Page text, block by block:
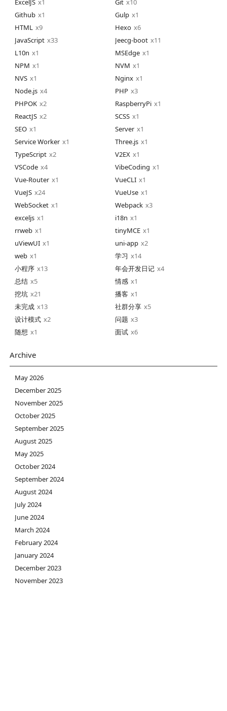
ExcelJS
1 Git
10
Github
1 Gulp
1
HTML
9 Hexo
6
JavaScript
33 Jeecg-boot
11
L10n
1 MSEdge
1
NPM
1 NVM
1
NVS
1 Nginx
1
Node.js
4 PHP
3
PHPOK
2 RaspberryPi
1
ReactJS
2 SCSS
1
SEO
1 Server
1
Service Worker
1 Three.js
1
TypeScript
2 V2EX
1
VSCode
4 VibeCoding
1
Vue-Router
1 VueCLI
1
VueJS
24 VueUse
1
WebSocket
1 Webpack
3
exceljs
1 i18n
1
rrweb
1 tinyMCE
1
uViewUI
1 uni-app
2
web
1 学习
14
小程序
13 年会开发日记
4
总结
5 情感
1
挖坑
21 播客
1
未完成
13 社群分享
5
设计模式
2 问题
3
随想
1 面试 6
Archive
May 2026
December 2025
November 2025
October 2025
September 2025
August 2025
May 2025
October 2024
September 2024
August 2024
July 2024
June 2024
March 2024
February 2024
January 2024
December 2023
November 2023